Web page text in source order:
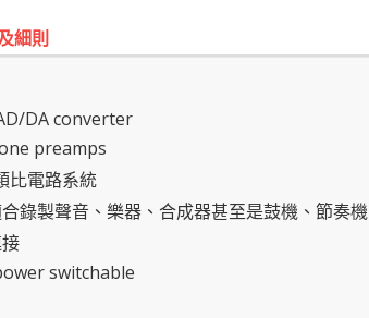
細則
DA converter
preamps
比電路系統
錄製聲音、樂器、合成器甚至是鼓機、節奏機
switchable